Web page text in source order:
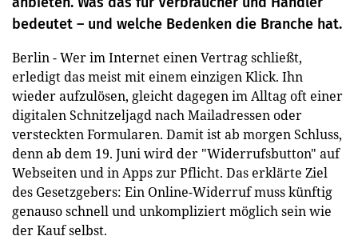
bedeutet – und welche Bedenken die Branche hat.
Berlin - Wer im Internet einen Vertrag schließt,
erledigt das meist mit einem einzigen Klick. Ihn
wieder aufzulösen, gleicht dagegen im Alltag oft einer
digitalen Schnitzeljagd nach Mailadressen oder
versteckten Formularen. Damit ist ab morgen Schluss,
denn ab dem 19. Juni wird der "Widerrufsbutton" auf
Webseiten und in Apps zur Pflicht. Das erklärte Ziel
des Gesetzgebers: Ein Online-Widerruf muss künftig
genauso schnell und unkompliziert möglich sein wie
der Kauf selbst.